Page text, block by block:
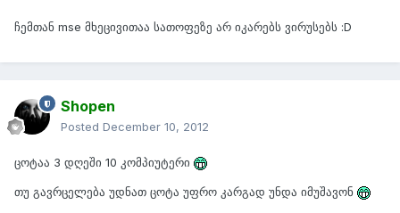
ჩემთან mse მხეცივითაა სათოფეზე არ იკარებს ვირუსებს :D
Shopen
Posted December 10, 2012
ცოტაა 3 დღეში 10 კომპიუტერი
თუ გავრცელება უდნათ ცოტა უფრო კარგად უნდა იმუშავონ